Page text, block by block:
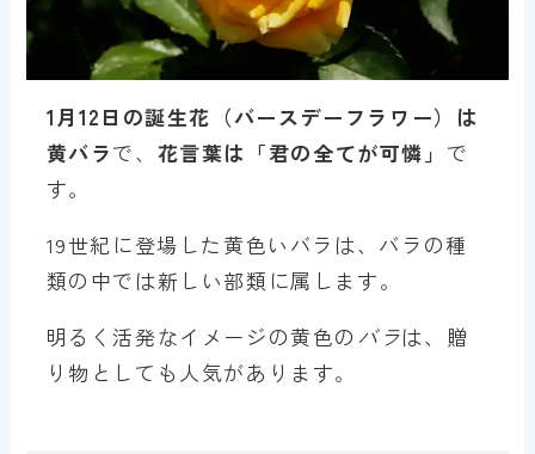
1月12日の誕生花（バースデーフラワー）は
黄バラで、 花言葉は「君の全てが可憐 」 で
す。
19世紀に登場した黄色いバラは、バラの種
類の中では新しい部類に属します。
明るく活発なイメージの黄色の バラは、贈
り物としても人気があります。